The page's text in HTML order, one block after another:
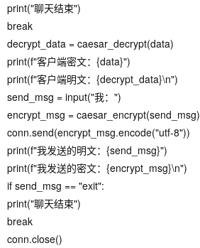
print("聊天结束")
break
decrypt_data = caesar_decrypt(data)
print(f"客户端密文：{data}")
print(f"客户端明文：{decrypt_data}\n")
send_msg = input("我：")
encrypt_msg = caesar_encrypt(send_msg)
conn.send(encrypt_msg.encode("utf-8"))
print(f"我发送的明文：{send_msg}")
print(f"我发送的密文：{encrypt_msg}\n")
if send_msg == "exit":
print("聊天结束")
break
conn.close()